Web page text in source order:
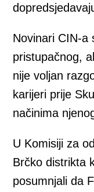
Novinari CIN-a
pristupačnog,
nije voljan
karijeri prije
načinima
U Komisiji za
Brčko distrikta
posumnjali da